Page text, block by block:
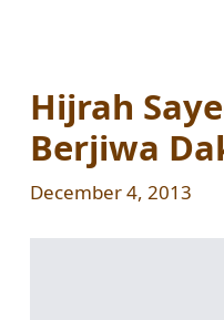
Hijrah
Berjiwa
December 4, 2013